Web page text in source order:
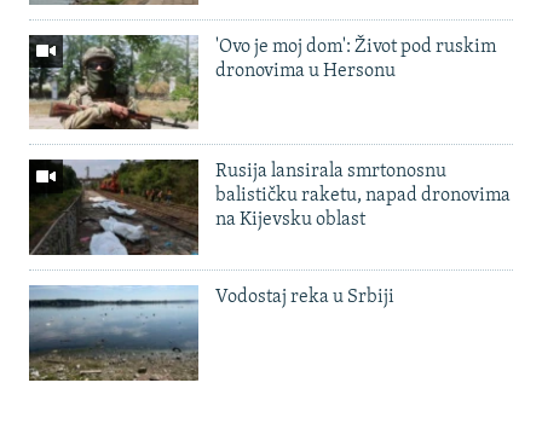
'Ovo je moj dom': Život pod ruskim
dronovima u Hersonu
Rusija lansirala smrtonosnu
balističku raketu, napad dronovima
na Kijevsku oblast
Vodostaj reka u Srbiji